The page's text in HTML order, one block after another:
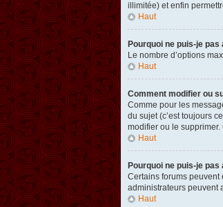
illimitée) et enfin
Haut
Pourquoi ne puis-je pas
Le nombre d’options
Haut
Comment modifier ou
Comme pour les
du sujet (c’est toujours
modifier ou le
Haut
Pourquoi ne puis-je
Certains forums peuvent
administrateurs peuvent
Haut